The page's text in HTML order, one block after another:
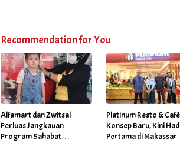
Recommendation for You
Alfamart dan Zwitsal
Perluas Jangkauan
Program Sahabat
Platinum Resto & Café
Konsep Baru, Kini
Pertama di Makassar